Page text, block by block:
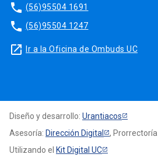
phone (56)95504 1691
phone (56)95504 1247
launch Ir a la Oficina de Ombuds UC
Diseño y desarrollo: Urantiacos
Asesoría: Dirección Digital
, Prorrectoría
Utilizando el Kit Digital UC